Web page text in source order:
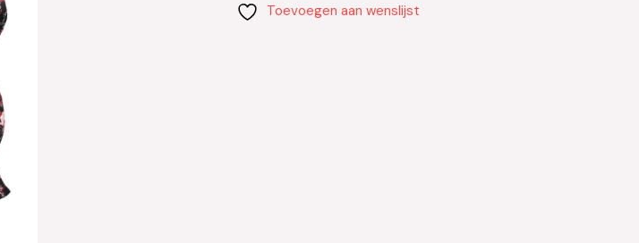
Toevoegen aan wenslijst